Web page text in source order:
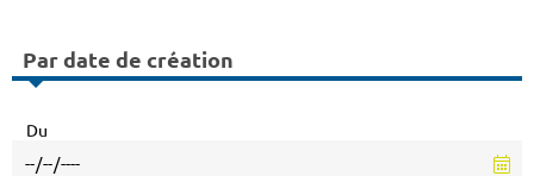
Par date de création
Du